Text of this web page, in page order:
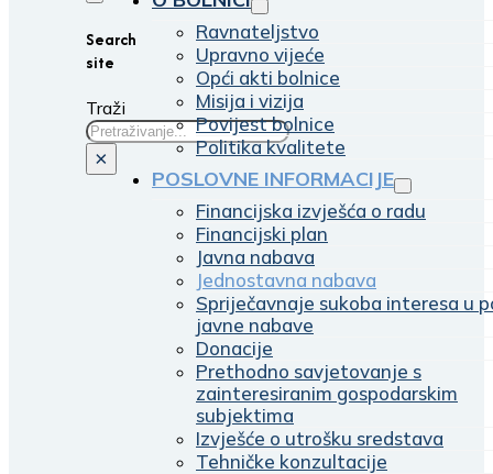
Search
site
Traži
×
Ravnateljstvo
Upravno vijeće
Opći akti bolnice
Misija i vizija
Povijest bolnice
Politika kvalitete
POSLOVNE INFORMACIJE
Financijska izvješća o radu
Financijski plan
Javna nabava
Jednostavna nabava
Spriječavnaje sukoba interesa u
javne nabave
Donacije
Prethodno savjetovanje s
zainteresiranim gospodarskim
subjektima
Izvješće o utrošku sredstava
Tehničke konzultacije